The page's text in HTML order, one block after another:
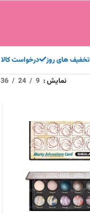
تخفیف های روز درخواست کالا
نمایش 9
24
36